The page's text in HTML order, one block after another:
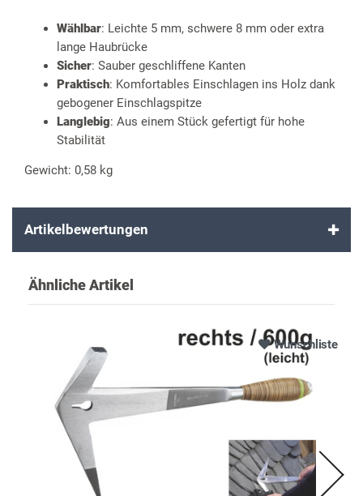
Wählbar: Leichte 5 mm, schwere 8 mm oder extra
lange Haubrücke
Sicher: Sauber geschliffene Kanten
Praktisch: Komfortables Einschlagen ins Holz dank
gebogener Einschlagspitze
Langlebig: Aus einem Stück gefertigt für hohe
Stabilität
Gewicht: 0,58 kg
Artikelbewertungen
Ähnliche Artikel
Wunschliste